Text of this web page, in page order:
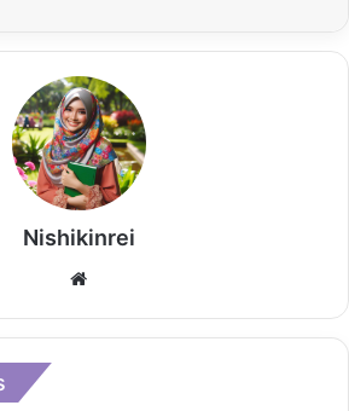
Nishikinrei